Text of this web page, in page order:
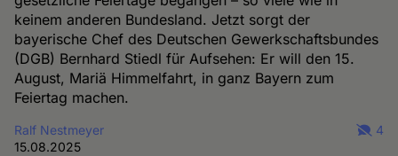
keinem anderen Bundesland. Jetzt sorgt der
bayerische Chef des Deutschen Gewerkschaftsbundes
(DGB) Bernhard Stiedl für Aufsehen: Er will den 15.
August, Mariä Himmelfahrt, in ganz Bayern zum
Feiertag machen.
Ralf Nestmeyer
15.08.2025
4